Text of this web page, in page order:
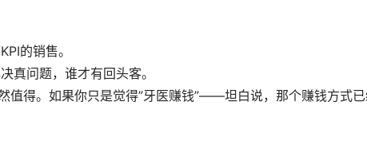
的销售。
真问题，谁才有回头客。
值得。如果你只是觉得”牙医赚钱”——坦白说，那个赚钱方式